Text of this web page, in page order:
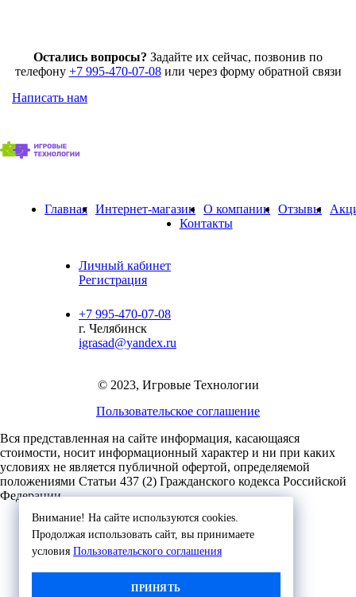
Внимание! На сайте используются cookies.
Продолжая использовать сайт, вы принимаете
условия Пользовательского соглашения
ПРИНЯТЬ
Остались вопросы? Задайте их сейчас, позвонив по
телефону +7 995-470-07-08или через форму обратной связи
Написать нам
Главная Интернет-магазин О компании Отзывы
Контакты
Личный кабинет
Регистрация
+7 995-470-07-08
г. Челябинск
igrasad@yandex.ru
© 2023, Игровые Технологии
Пользовательское соглашение
Вся представленная на сайте информация, касающаяся
стоимости, носит информационный характер и ни при каких
условиях не является публичной офертой, определяемой
положениями Статьи 437 (2) Гражданского кодекса Российской
Федерации.